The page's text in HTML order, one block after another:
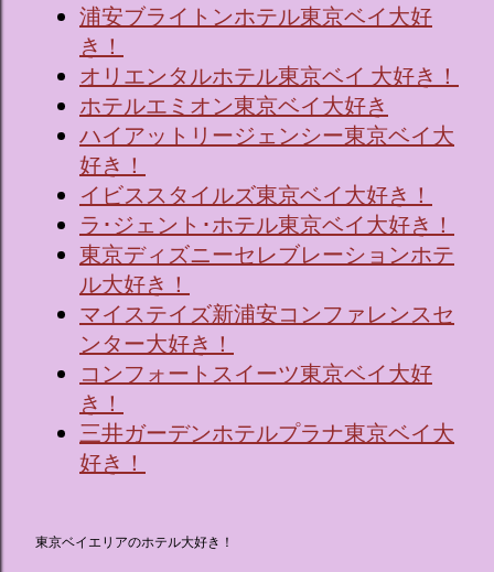
浦安ブライトンホテル東京ベイ大好
き！
オリエンタルホテル東京ベイ 大好き！
ホテルエミオン東京ベイ大好き
ハイアットリージェンシー東京ベイ大
好き！
イビススタイルズ東京ベイ大好き！
ラ･ジェント･ホテル東京ベイ大好き！
東京ディズニーセレブレーションホテ
ル大好き！
マイステイズ新浦安コンファレンスセ
ンター大好き！
コンフォートスイーツ東京ベイ大好
き！
三井ガーデンホテルプラナ東京ベイ大
好き！
東京ベイエリアのホテル大好き！